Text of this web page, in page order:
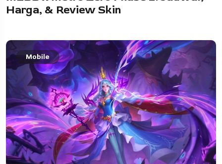
Harga, & Review Skin
Mobile